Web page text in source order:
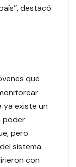
destacó
que
ya existe un
poder
pero
sistema
con